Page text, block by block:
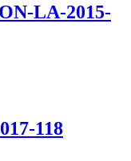
LA-2015-
118